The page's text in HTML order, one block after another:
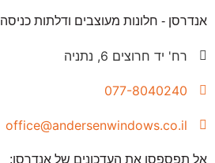
אנדרסן - חלונות מעוצבים ודלתות כניסה
רח' יד חרוצים 6, נתניה
077-8040240
office@andersenwindows.co.il
אל תפספסו את העדכונים של אנדרסן: